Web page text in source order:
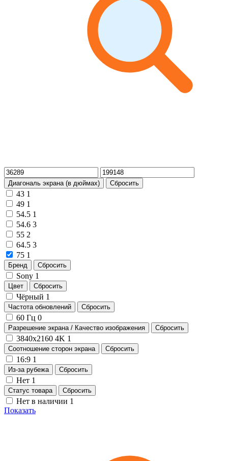
Диагональ экрана (в дюймах) Сбросить
43 1
49 1
54.5 1
54.6 3
55 2
64.5 3
75 1
Бренд Сбросить
Sony 1
Цвет Сбросить
Чёрный 1
Частота обновлений Сбросить
60 Гц 0
Разрешение экрана / Качество изображения Сбросить
3840x2160 4K 1
Соотношение сторон экрана Сбросить
16:9 1
Из-за рубежа Сбросить
Нет 1
Статус товара Сбросить
Нет в наличии 1
Показать